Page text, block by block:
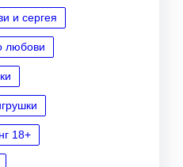
и сергея
любови
18+